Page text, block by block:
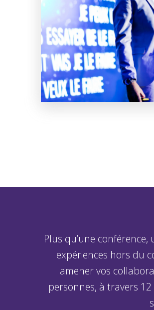
Plus qu’une
expériences hors du
amener vos
personnes, à travers